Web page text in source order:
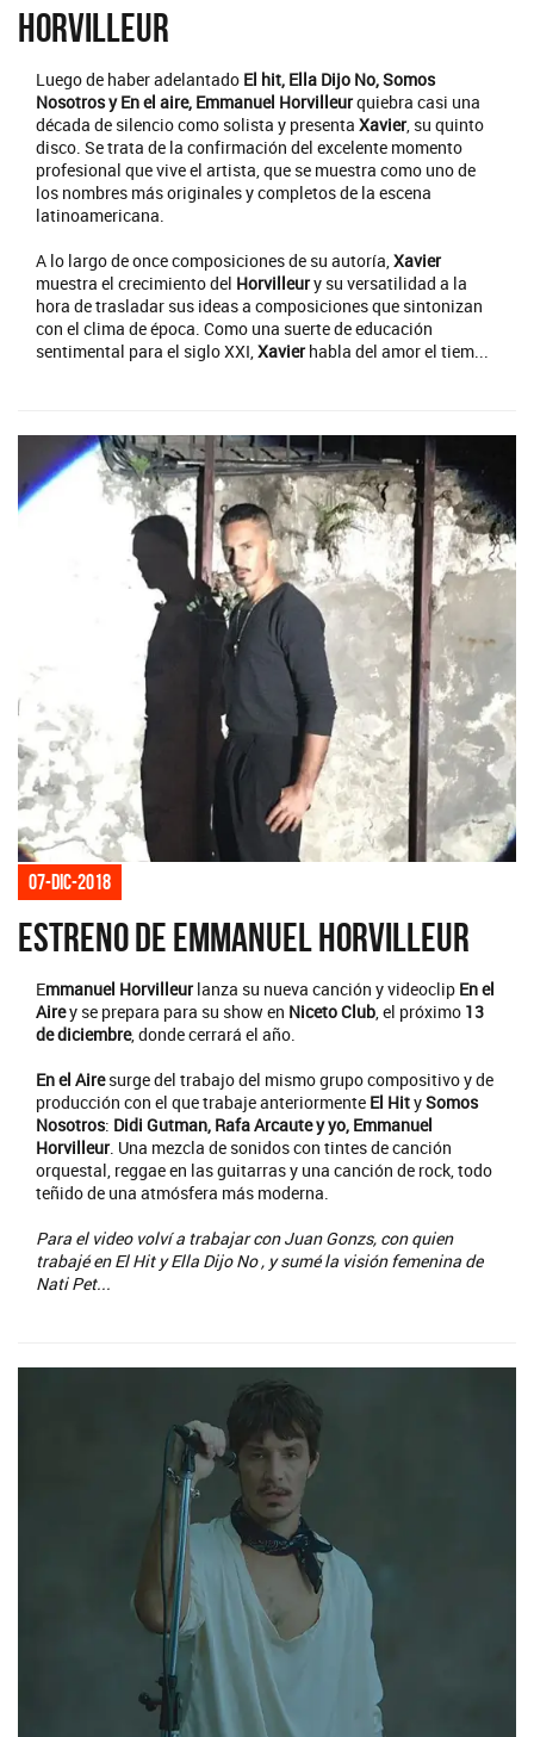
Horvilleur
Luego de haber adelantado El hit, Ella Dijo No, Somos
Nosotros y En el aire, Emmanuel Horvilleurquiebra casi una
década de silencio como solista y presenta Xavier, su quinto
disco. Se trata de la confirmación del excelente momento
profesional que vive el artista, que se muestra como uno de
los nombres más originales y completos de la escena
latinoamericana.
A lo largo de once composiciones de su autoría,Xavier
muestra el crecimiento del Horvilleury su versatilidad a la
hora de trasladar sus ideas a composiciones que sintonizan
con el clima de época. Como una suerte de educación
sentimental para el siglo XXI,Xavier habla del amor el tiem...
07-dic-2018
Estreno de Emmanuel Horvilleur
Emmanuel Horvilleur lanza su nueva canción y videoclip En el
Airey se prepara para su show en Niceto Club, el próximo 13
de diciembre, donde cerrará el año.
En el Airesurge del trabajo del mismo grupo compositivo y de
producción con el que trabaje anteriormente El HitySomos
Nosotros: Didi Gutman, Rafa Arcaute y yo, Emmanuel
Horvilleur. Una mezcla de sonidos con tintes de canción
orquestal, reggae en las guitarras y una canción de rock, todo
teñido de una atmósfera más moderna.
Para el video volví a trabajar con Juan Gonzs, con quien
trabajé en El Hit y Ella Dijo No , y sumé la visión femenina de
Nati Pet...